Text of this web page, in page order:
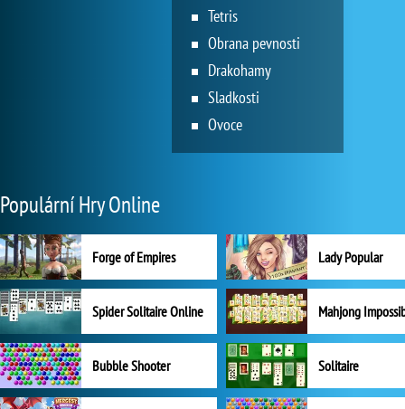
Tetris
Obrana pevnosti
Drakohamy
Sladkosti
Ovoce
Populární Hry Online
Forge of Empires Lady Popular
Spider Solitaire Online Mahjong
Bubble Shooter Solitaire